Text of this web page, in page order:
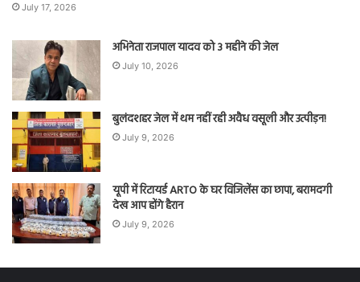
July 17, 2026
अभिनेता राजपाल यादव को 3 महीने की जेल
July 10, 2026
बुलंदशहर जेल में थम नहीं रही अवैध वसूली और उत्पीड़न!
July 9, 2026
यूपी में रिटायर्ड ARTO के घर विजिलेंस का छापा, बरामदगी
देख आप होंगे हैरान
July 9, 2026